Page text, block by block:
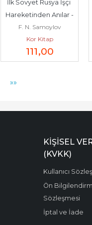
İlk Sovyet Rusya İşçi
Hareketinden Anılar -
F. N. Samoylov
Kor Kitap
111,00
»»
KIŞISEL
(KVKK)
Kullanıcı
Ön
Sözleşmesi
İptal ve İade